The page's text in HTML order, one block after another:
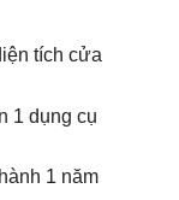
tích cửa
1 dụng cụ
1 năm